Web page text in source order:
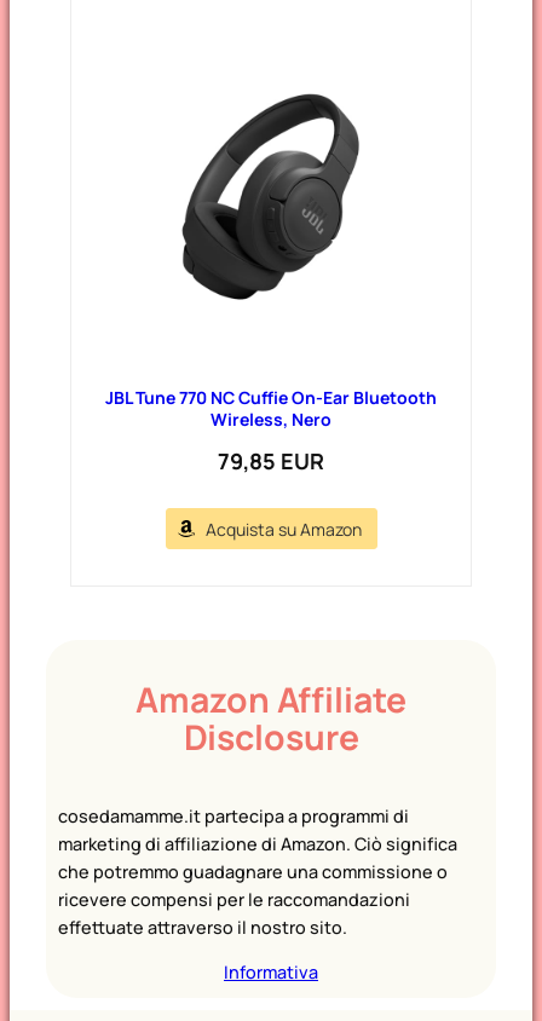
JBL Tune 770 NC Cuffie On-Ear Bluetooth
Wireless, Nero
79,85 EUR
Acquista su Amazon
Amazon Affiliate
Disclosure
cosedamamme.it partecipa a programmi di
marketing di affiliazione di Amazon. Ciò significa
che potremmo guadagnare una commissione o
ricevere compensi per le raccomandazioni
effettuate attraverso il nostro sito.
Informativa